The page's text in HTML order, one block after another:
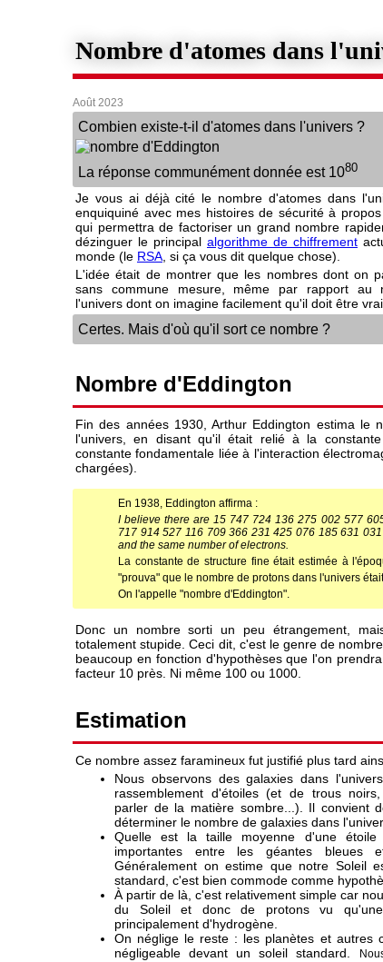
Nombre d'atomes dans
Août 2023
Combien existe-t-il d'atomes dans l'univers ?
La réponse communément donnée est 1080
Je vous ai déjà cité le nombre d'atomes dans
enquiquiné avec mes histoires de sécurité à
qui permettra de factoriser un grand nombre
dézinguer le principal algorithme de chiffrement
monde (le RSA, si ça vous dit quelque chose).
L'idée était de montrer que les nombres dont on
sans commune mesure, même par rapport au
l'univers dont on imagine facilement qu'il doit être
Certes. Mais d'où qu'il sort ce nombre ?
Nombre d'Eddington
Fin des années 1930, Arthur Eddington estima le
l'univers, en disant qu'il était relié à la
constante fondamentale liée à l'interaction
chargées).
En 1938, Eddington affirma :
I believe there are 15 747 724 136 275 002 577
717 914 527 116 709 366 231 425 076 185 631
and the same number of electrons.
La constante de structure fine était estimée à
"prouva" que le nombre de protons dans l'univers
On l'appelle "nombre d'Eddington".
Donc un nombre sorti un peu étrangement,
totalement stupide. Ceci dit, c'est le genre de
beaucoup en fonction d'hypothèses que l'on
facteur 10 près. Ni même 100 ou 1000.
Estimation
Ce nombre assez faramineux fut justifié plus tard
Nous observons des galaxies dans
rassemblement d'étoiles (et de trous
parler de la matière sombre...). Il convient
déterminer le nombre de galaxies dans
Quelle est la taille moyenne d'une
importantes entre les géantes bleues
Généralement on estime que notre Soleil
standard, c'est bien commode comme
À partir de là, c'est relativement simple car
du Soleil et donc de protons vu
principalement d'hydrogène.
On néglige le reste : les planètes et autres
négligeable devant un soleil standard.